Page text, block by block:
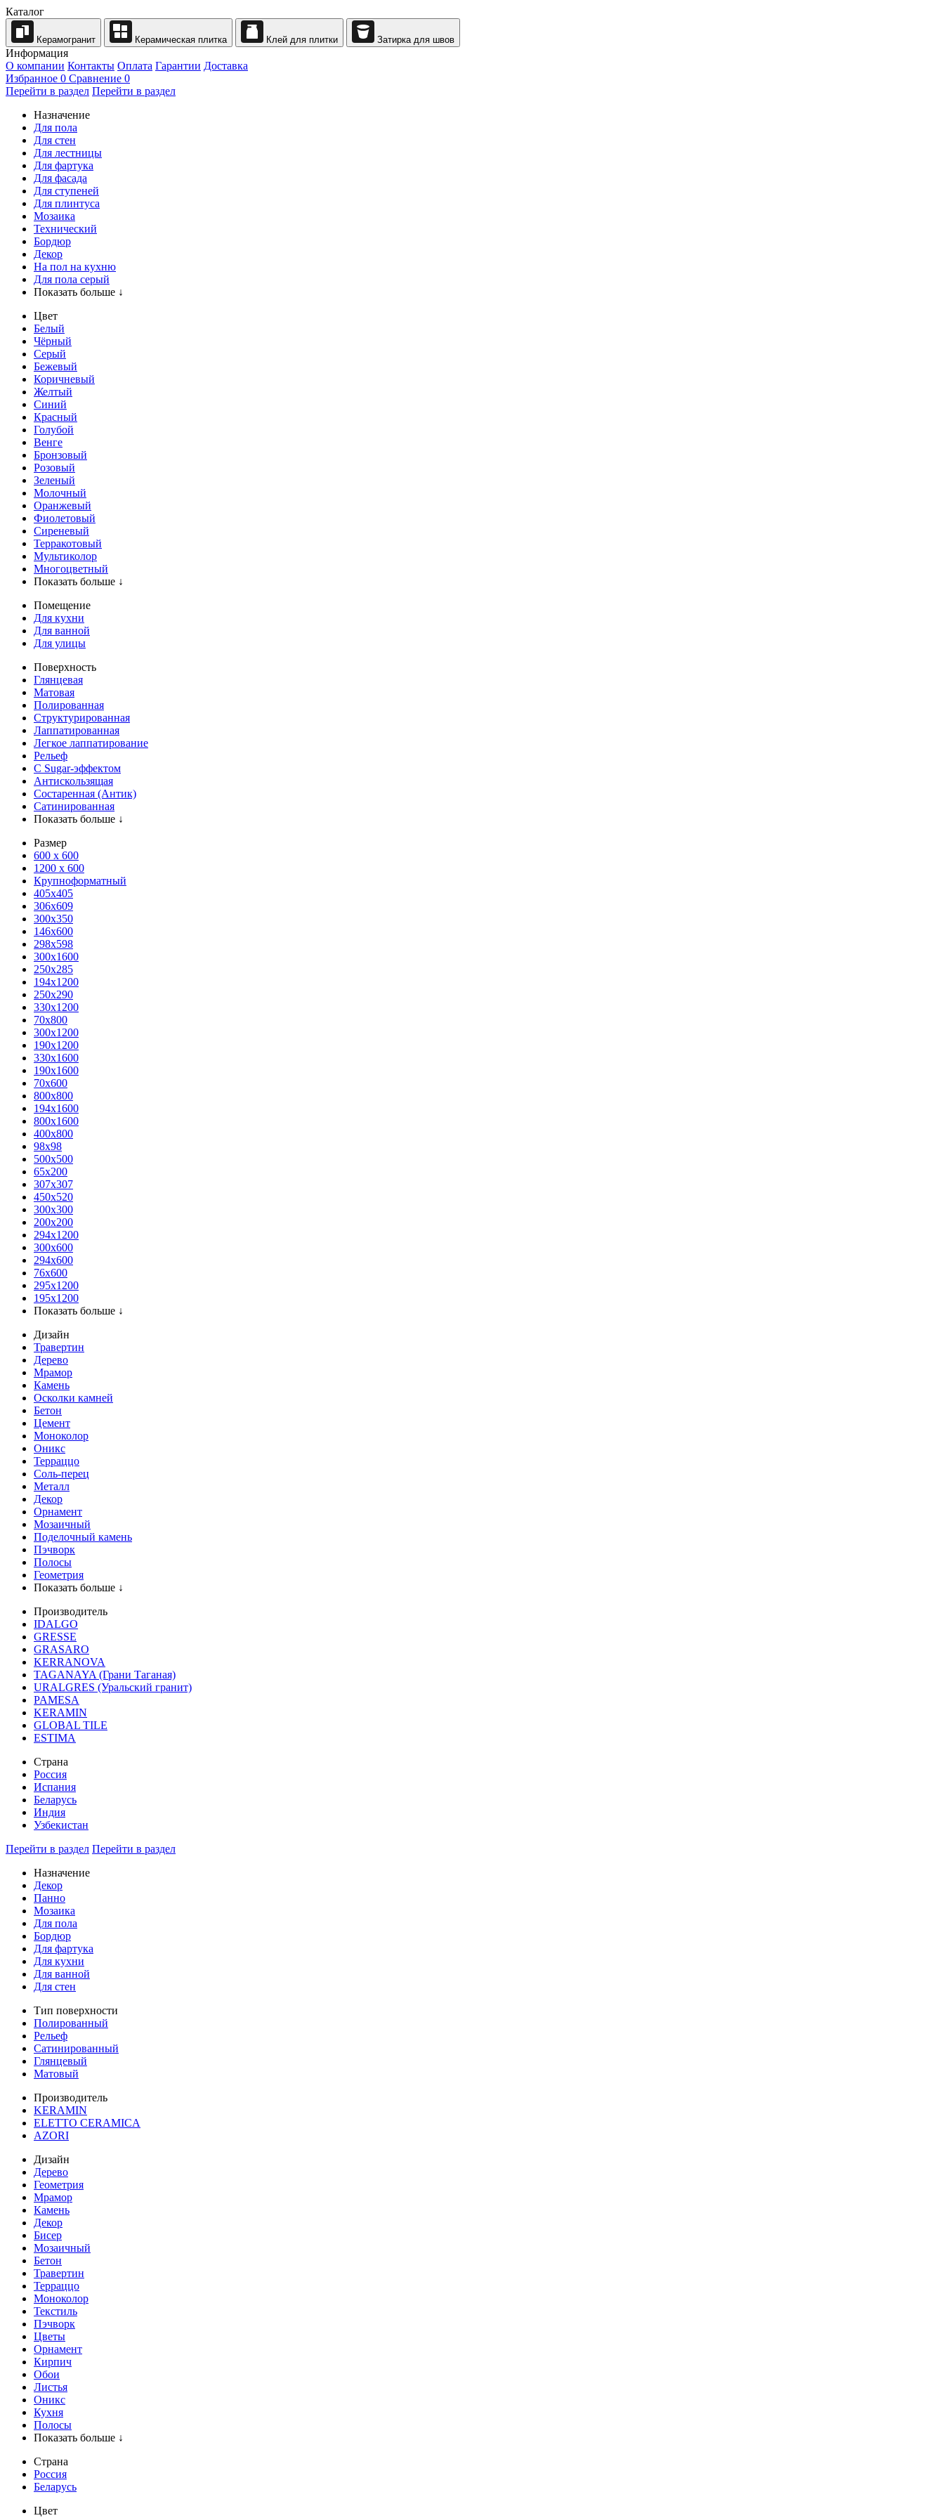
Каталог
Керамогранит Керамическая плитка Клей для плитки Затирка для швов
Информация
О компании Контакты Оплата Гарантии Доставка
Избранное 0 Сравнение 0
Перейти в раздел Перейти в раздел
Назначение
Для пола
Для стен
Для лестницы
Для фартука
Для фасада
Для ступеней
Для плинтуса
Мозаика
Технический
Бордюр
Декор
На пол на кухню
Для пола серый
Показать больше ↓
Цвет
Белый
Чёрный
Серый
Бежевый
Коричневый
Желтый
Синий
Красный
Голубой
Венге
Бронзовый
Розовый
Зеленый
Молочный
Оранжевый
Фиолетовый
Сиреневый
Терракотовый
Мультиколор
Многоцветный
Показать больше ↓
Помещение
Для кухни
Для ванной
Для улицы
Поверхность
Глянцевая
Матовая
Полированная
Структурированная
Лаппатированная
Легкое лаппатирование
Рельеф
С Sugar-эффектом
Антискользящая
Состаренная (Антик)
Сатинированная
Показать больше ↓
Размер
600 х 600
1200 х 600
Крупноформатный
405x405
306x609
300x350
146x600
298x598
300x1600
250x285
194x1200
250x290
330x1200
70x800
300x1200
190x1200
330x1600
190x1600
70x600
800x800
194x1600
800x1600
400х800
98x98
500x500
65x200
307x307
450x520
300x300
200x200
294x1200
300x600
294x600
76х600
295х1200
195х1200
Показать больше ↓
Дизайн
Травертин
Дерево
Мрамор
Камень
Осколки камней
Бетон
Цемент
Моноколор
Оникс
Терраццо
Соль-перец
Металл
Декор
Орнамент
Мозаичный
Поделочный камень
Пэчворк
Полосы
Геометрия
Показать больше ↓
Производитель
IDALGO
GRESSE
GRASARO
KERRANOVA
TAGANAYA (Грани Таганая)
URALGRES (Уральский гранит)
PAMESA
KERAMIN
GLOBAL TILE
ESTIMA
Страна
Россия
Испания
Беларусь
Индия
Узбекистан
Перейти в раздел Перейти в раздел
Назначение
Декор
Панно
Мозаика
Для пола
Бордюр
Для фартука
Для кухни
Для ванной
Для стен
Тип поверхности
Полированный
Рельеф
Сатинированный
Глянцевый
Матовый
Производитель
KERAMIN
ELETTO CERAMICA
AZORI
Дизайн
Дерево
Геометрия
Мрамор
Камень
Декор
Бисер
Мозаичный
Бетон
Травертин
Терраццо
Моноколор
Текстиль
Пэчворк
Цветы
Орнамент
Кирпич
Обои
Листья
Оникс
Кухня
Полосы
Показать больше ↓
Страна
Россия
Беларусь
Цвет